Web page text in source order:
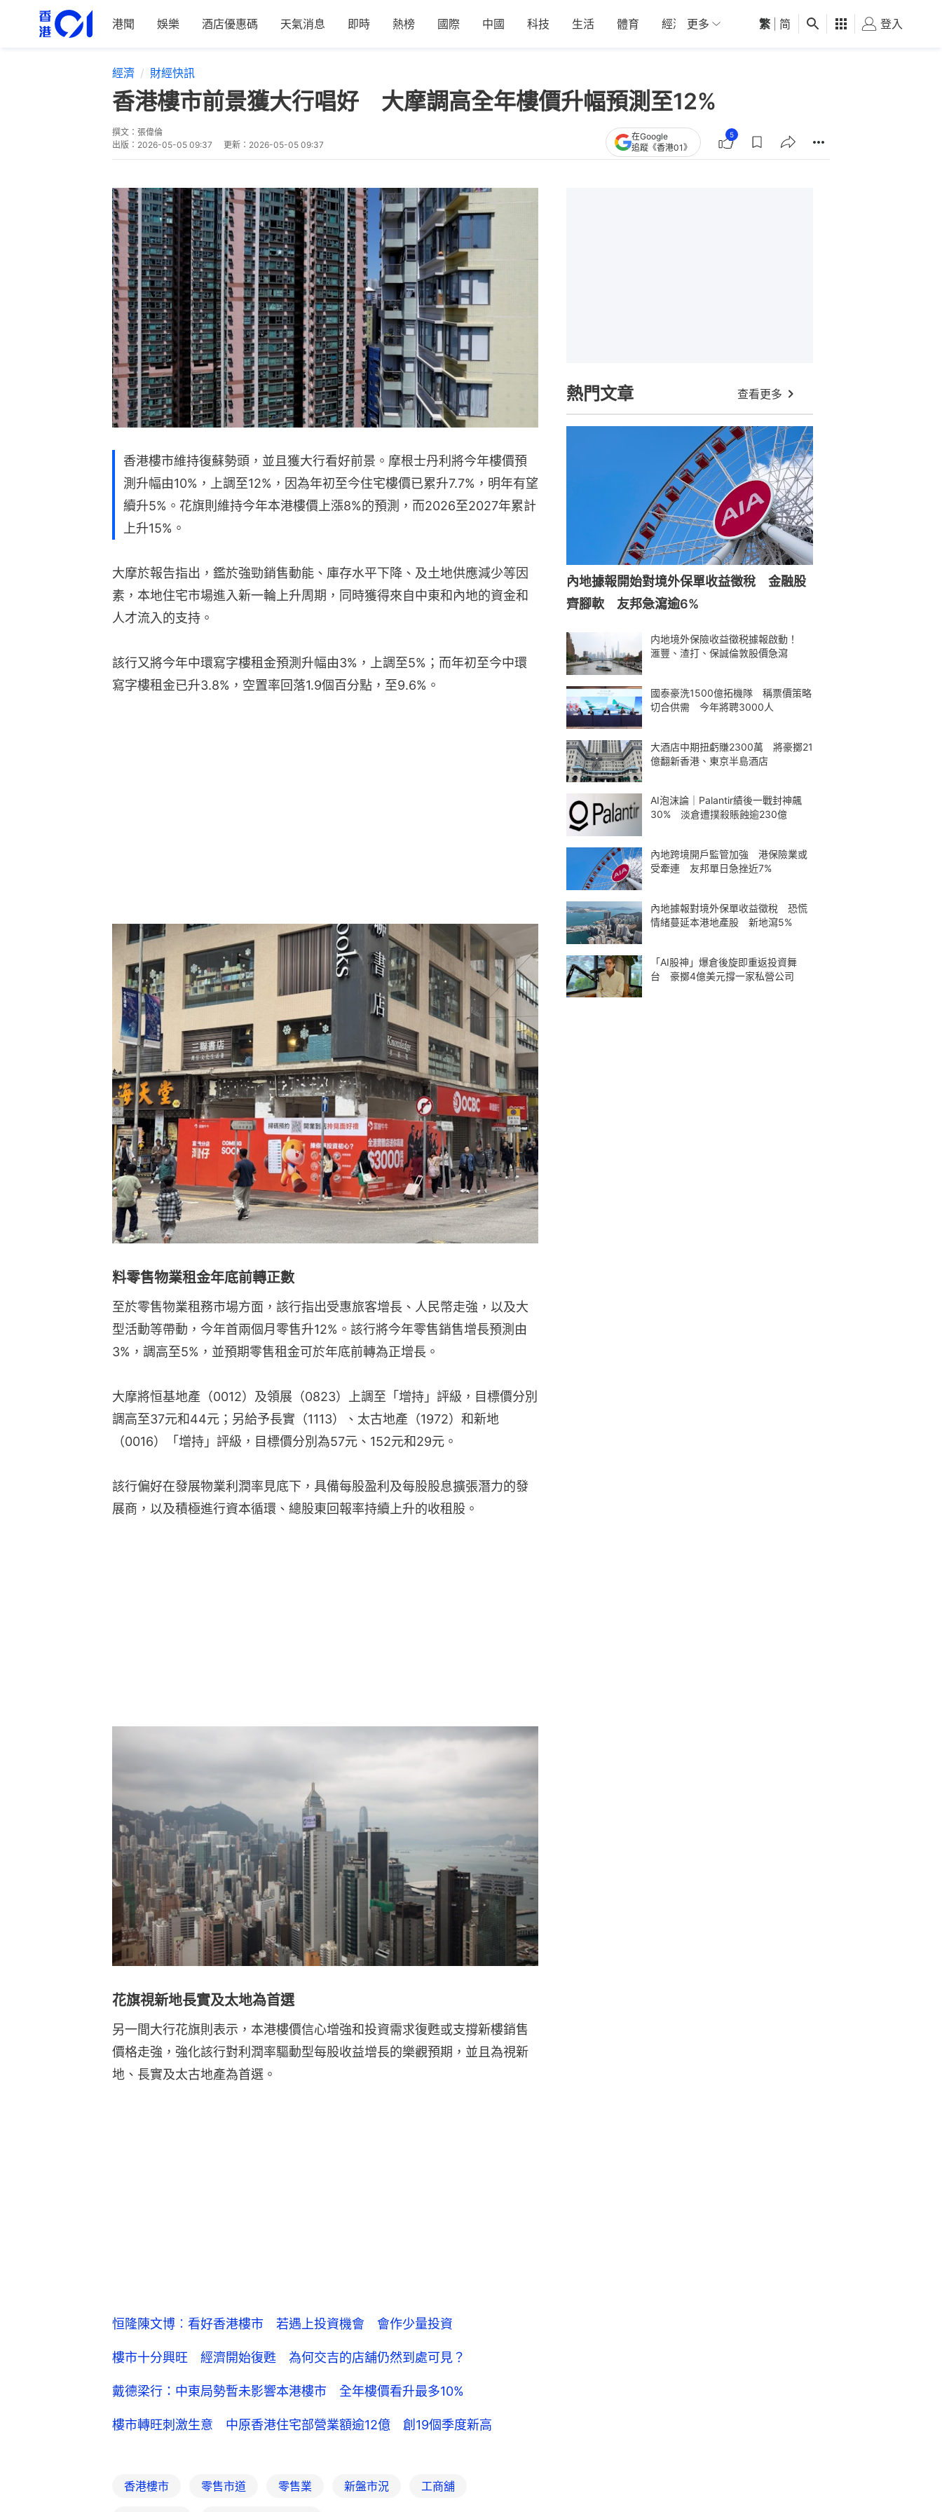
港聞 娛樂 酒店優惠碼 天氣消息 即時 熱榜 國際 中國 科技 生活 體育 經濟 01深圳 觀點 健康 好食玩飛
更多 繁 简 登入
經濟 財經快訊
香港樓市前景獲大行唱好 大摩調高全年樓價升幅預測至12%
撰文： 張偉倫
出版： 2026-05-05 09:37 更新： 2026-05-05 09:37
在Google
追蹤《香港01》
5
香港樓市維持復蘇勢頭，並且獲大行看好前景。摩根士丹利將今年樓價預
測升幅由10%，上調至12%，因為年初至今住宅樓價已累升7.7%，明年有望
續升5%。花旗則維持今年本港樓價上漲8%的預測，而2026至2027年累計
上升15%。
大摩於報告指出，鑑於強勁銷售動能、庫存水平下降、及土地供應減少等因
素，本地住宅市場進入新一輪上升周期，同時獲得來自中東和內地的資金和
人才流入的支持。
該行又將今年中環寫字樓租金預測升幅由3%，上調至5%；而年初至今中環
寫字樓租金已升3.8%，空置率回落1.9個百分點，至9.6%。
料零售物業租金年底前轉正數
至於零售物業租務市場方面，該行指出受惠旅客增長、人民幣走強，以及大
型活動等帶動，今年首兩個月零售升12%。該行將今年零售銷售增長預測由
3%，調高至5%，並預期零售租金可於年底前轉為正增長。
大摩將恒基地產（0012）及領展（0823）上調至「增持」評級，目標價分別
調高至37元和44元；另給予長實（1113）、太古地產（1972）和新地
（0016）「增持」評級，目標價分別為57元、152元和29元。
該行偏好在發展物業利潤率見底下，具備每股盈利及每股股息擴張潛力的發
展商，以及積極進行資本循環、總股東回報率持續上升的收租股。
花旗視新地長實及太地為首選
另一間大行花旗則表示，本港樓價信心增強和投資需求復甦或支撐新樓銷售
價格走強，強化該行對利潤率驅動型每股收益增長的樂觀預期，並且為視新
地、長實及太古地產為首選。
恒隆陳文博︰看好香港樓市 若遇上投資機會 會作少量投資
樓市十分興旺 經濟開始復甦 為何交吉的店舖仍然到處可見？
戴德梁行：中東局勢暫未影響本港樓市 全年樓價看升最多10%
樓市轉旺刺激生意 中原香港住宅部營業額逾12億 創19個季度新高
香港樓市 零售市道 零售業 新盤市況 工商舖
熱門文章 查看更多
內地據報開始對境外保單收益徵稅 金融股
齊腳軟 友邦急瀉逾6%
内地境外保險收益徵税據報啟動！
滙豐、渣打、保誠倫敦股價急瀉
國泰豪洗1500億拓機隊 稱票價策略
切合供需 今年將聘3000人
大酒店中期扭虧賺2300萬 將豪擲21
億翻新香港、東京半島酒店
AI泡沫論｜Palantir績後一戰封神飆
30% 淡倉遭撲殺賬蝕逾230億
內地跨境開戶監管加強 港保險業或
受牽連 友邦單日急挫近7%
內地據報對境外保單收益徵稅 恐慌
情緒蔓延本港地產股 新地瀉5%
「AI股神」爆倉後旋即重返投資舞
台 豪擲4億美元撐一家私營公司